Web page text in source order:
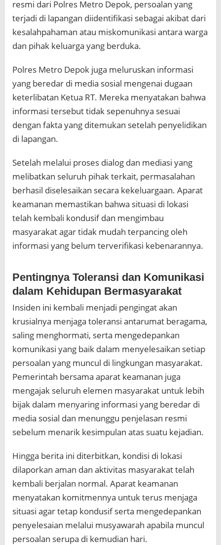
resmi dari Polres Metro Depok, persoalan yang
terjadi di lapangan diidentifikasi sebagai akibat dari
kesalahpahaman atau miskomunikasi antara warga
dan pihak keluarga yang berduka.
Polres Metro Depok juga meluruskan informasi
yang beredar di media sosial mengenai dugaan
keterlibatan Ketua RT. Mereka menyatakan bahwa
informasi tersebut tidak sepenuhnya sesuai
dengan fakta yang ditemukan setelah penyelidikan
di lapangan.
Setelah melalui proses dialog dan mediasi yang
melibatkan seluruh pihak terkait, permasalahan
berhasil diselesaikan secara kekeluargaan. Aparat
keamanan memastikan bahwa situasi di lokasi
telah kembali kondusif dan mengimbau
masyarakat agar tidak mudah terpancing oleh
informasi yang belum terverifikasi kebenarannya.
Pentingnya Toleransi dan Komunikasi
dalam Kehidupan Bermasyarakat
Insiden ini kembali menjadi pengingat akan
krusialnya menjaga toleransi antarumat beragama,
saling menghormati, serta mengedepankan
komunikasi yang baik dalam menyelesaikan setiap
persoalan yang muncul di lingkungan masyarakat.
Pemerintah bersama aparat keamanan juga
mengajak seluruh elemen masyarakat untuk lebih
bijak dalam menyaring informasi yang beredar di
media sosial dan menunggu penjelasan resmi
sebelum menarik kesimpulan atas suatu kejadian.
Hingga berita ini diterbitkan, kondisi di lokasi
dilaporkan aman dan aktivitas masyarakat telah
kembali berjalan normal. Aparat keamanan
menyatakan komitmennya untuk terus menjaga
situasi agar tetap kondusif serta mengedepankan
penyelesaian melalui musyawarah apabila muncul
persoalan serupa di kemudian hari.